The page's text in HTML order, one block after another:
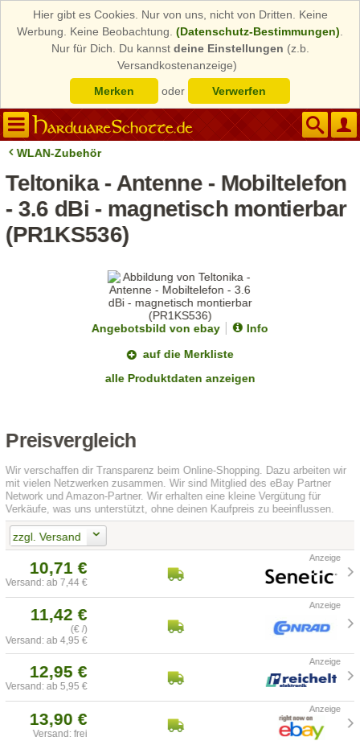
Hier gibt es Cookies. Nur von uns, nicht von Dritten. Keine
Werbung. Keine Beobachtung. (Datenschutz-Bestimmungen)
Nur für Dich. Du kannst deine Einstellungen (z.b.
Versandkostenanzeige)
Merken
oder Verwerfen
WLAN-Zubehör
Teltonika - Antenne - Mobiltelefon
- 3.6 dBi - magnetisch montierbar
(PR1KS536)
Angebotsbild von ebay
Info
auf die Merkliste
alle Produktdaten anzeigen
Preisvergleich
Wir verschaffen dir Transparenz beim Online-Shopping. Dazu arbeiten wir
mit vielen Netzwerken zusammen. Wir sind Mitglied des eBay Partner
Network und Amazon-Partner. Wir erhalten eine kleine Vergütung für
Verkäufe, was uns unterstützt, ohne deinen Kaufpreis zu beeinflussen.
zzgl. Versand
10,71 €
Versand: ab 7,44 €
11,42 €
(€ /)
Versand: ab 4,95 €
12,95 €
Versand: ab 5,95 €
13,90 €
Versand: frei